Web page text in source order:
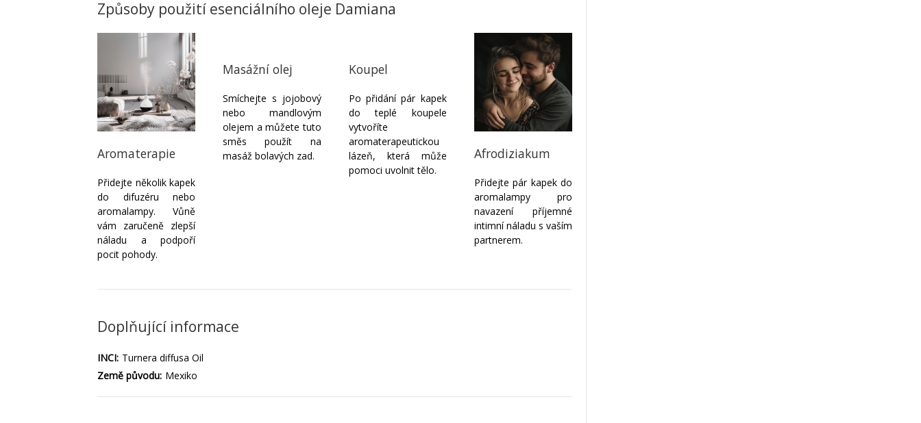
Způsoby použití esenciálního oleje Damiana
Aromaterapie
Přidejte několik kapek
do difuzéru nebo
aromalampy. Vůně
vám zaručeně zlepší
náladu a podpoří
pocit pohody.
Masážní olej
Smíchejte s jojobový
nebo mandlovým
olejem a můžete tuto
směs použít na
masáž bolavých zad.
Koupel
Po přidání pár kapek
do teplé koupele
vytvoříte
aromaterapeutickou
lázeň, která může
pomoci uvolnit tělo.
Afrodiziakum
Přidejte pár kapek do
aromalampy pro
navazení příjemné
intimní náladu s vaším
partnerem.
Doplňující informace
INCI: Turnera diffusa Oil
Země původu: Mexiko